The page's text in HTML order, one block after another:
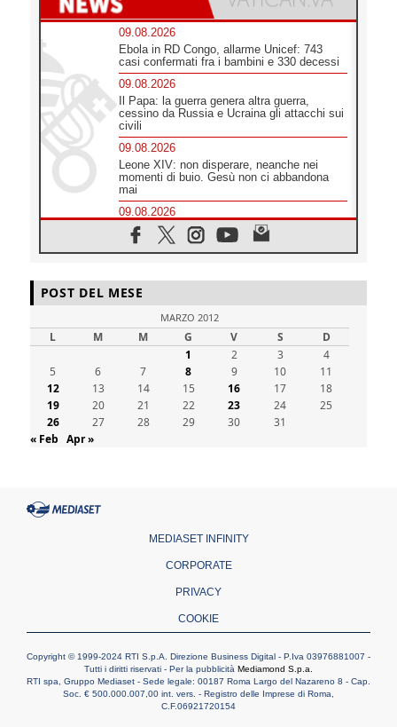
09.08.2026
Ebola in RD Congo, allarme Unicef: 743
casi confermati fra i bambini e 330 decessi
09.08.2026
Il Papa: la guerra genera altra guerra,
cessino da Russia e Ucraina gli attacchi sui
civili
09.08.2026
Leone XIV: non disperare, neanche nei
momenti di buio. Gesù non ci abbandona
mai
09.08.2026
Drammatica escalation del conflitto tra
Russia e Ucraina
Tra Tolkien e Leone, un convegno su
"l'uomo, il mezzo e l'algoritmo"
09.08.2026
Spagna, controlli alle frontiere per i
viaggiatori provenienti dall'Italia
09.08.2026
Indonesia, un dollaro per la costruzione di
219 Chiese
09.08.2026
Messa tra i detriti e aiuti per gli sfollati
POST DEL MESE
MARZO 2012
L M M G V S
D
1
2 3
4
5
6 7 8 9 10
11
12
13 14 15 16 17
18
19
20 21 22 23 24
25
26
27 28 29 30
31
« Feb Apr »
MEDIASET INFINITY
CORPORATE
PRIVACY
COOKIE
Copyright © 1999-2024 RTI S.p.A. Direzione Business Digital - P.Iva 03976881007 -
Tutti i diritti riservati - Per la pubblicità Mediamond S.p.a.
RTI spa, Gruppo Mediaset - Sede legale: 00187 Roma Largo del Nazareno 8 - Cap.
Soc. € 500.000.007,00 int. vers. - Registro delle Imprese di Roma,
C.F.06921720154